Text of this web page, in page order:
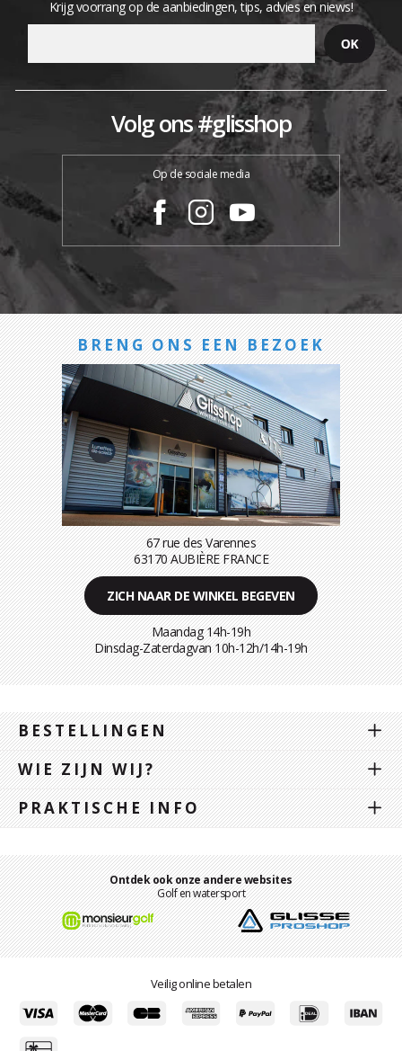
Krijg voorrang op de aanbiedingen, tips, advies en niews!
Volg ons #glisshop
Op de sociale media
BRENG ONS EEN BEZOEK
67 rue des Varennes
63170 AUBIÈRE FRANCE
ZICH NAAR DE WINKEL BEGEVEN
Maandag 14h-19h
Dinsdag-Zaterdagvan 10h-12h/14h-19h
BESTELLINGEN
WIE ZIJN WIJ?
PRAKTISCHE INFO
Ontdek ook onze andere websites
Golf en watersport
Veilig online betalen